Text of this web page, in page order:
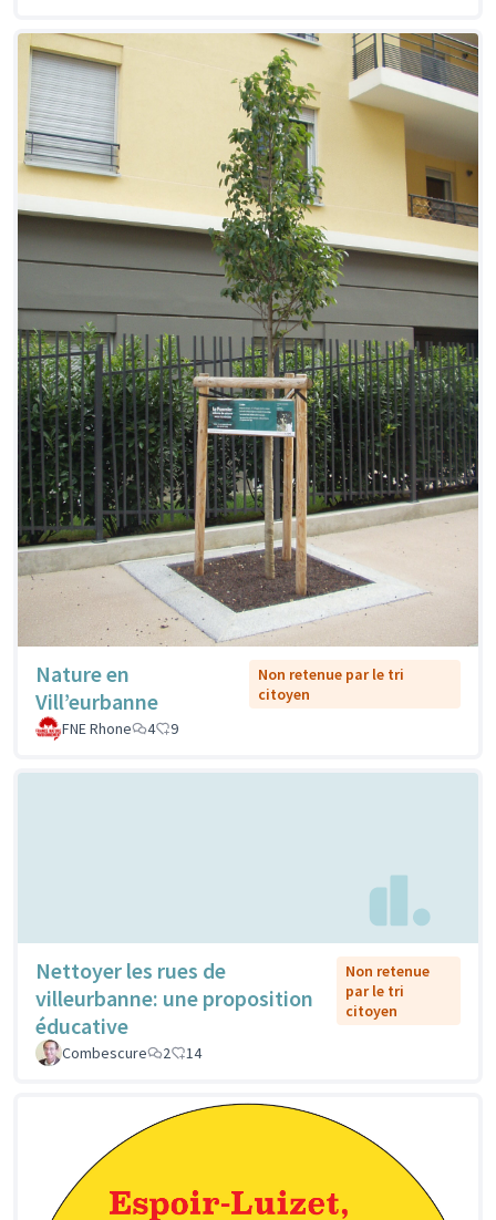
Nature en
Vill’eurbanne
Non retenue par le tri
citoyen
FNE Rhone
4 9
Nettoyer les rues de
villeurbanne: une proposition
éducative
Non retenue
par le tri
citoyen
Combescure 2 14